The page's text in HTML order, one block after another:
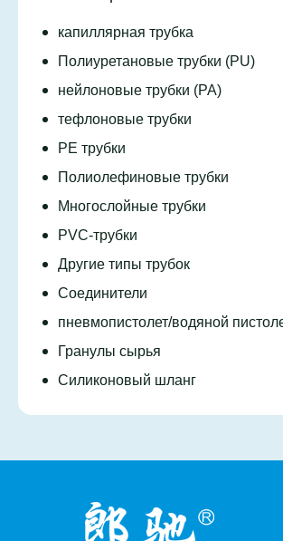
капиллярная трубка
Полиуретановые трубки (PU)
нейлоновые трубки (PA)
тефлоновые трубки
PE трубки
Полиолефиновые трубки
Многослойные трубки
PVC-трубки
Другие типы трубок
Соединители
пневмопистолет/водяной
Гранулы сырья
Силиконовый шланг